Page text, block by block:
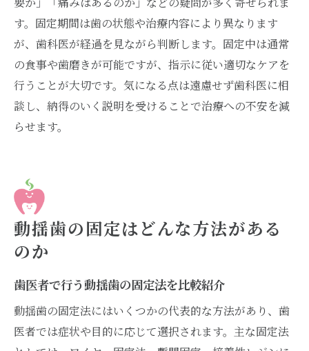
固定法の説明を歯医者から十分に受ける重
要性
歯医者での固定法選びにおける相談のコツ
固定法のメリット・デメリットを歯医者と
確認
治療後を見据えた歯医者での固定法の選択
コツ
ライフスタイルに合う固定法を歯医者で選
ぶ
す。固定期間は歯の状態や治療内容により異なります
が、歯科医が経過を見ながら判断します。固定中は通常
の食事や歯磨きが可能ですが、指示に従い適切なケアを
行うことが大切です。気になる点は遠慮せず歯科医に相
談し、納得のいく説明を受けることで治療への不安を減
らせます。
動揺歯の固定はどんな方法がある
のか
歯医者で行う動揺歯の固定法を比較紹介
動揺歯の固定法にはいくつかの代表的な方法があり、歯
医者では症状や目的に応じて選択されます。主な固定法